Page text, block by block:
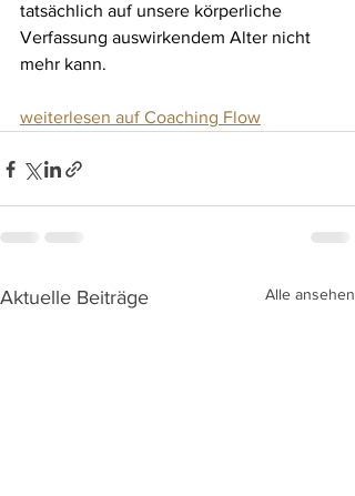
tatsächlich auf unsere körperliche
Verfassung auswirkendem Alter nicht
mehr kann.
weiterlesen auf Coaching Flow
Aktuelle Beiträge Alle ansehen